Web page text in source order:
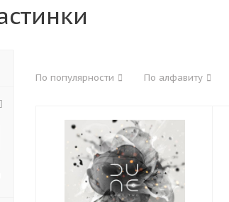
По популярности По алфавиту